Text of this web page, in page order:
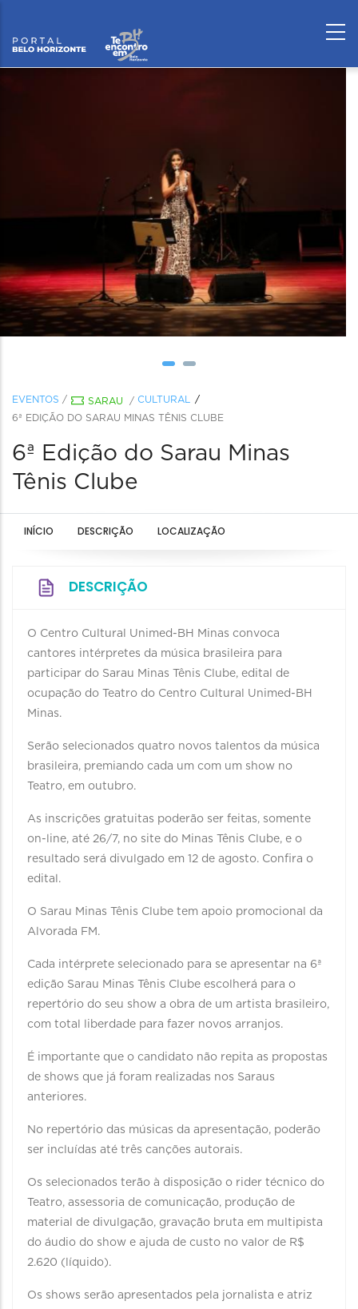
EVENTOS / SARAU / CULTURAL
6ª EDIÇÃO DO SARAU MINAS TÊNIS CLUBE
6ª Edição do Sarau Minas
Tênis Clube
INÍCIO DESCRIÇÃO LOCALIZAÇÃO
DESCRIÇÃO
O Centro Cultural Unimed-BH Minas convoca
cantores intérpretes da música brasileira para
participar do Sarau Minas Tênis Clube, edital de
ocupação do Teatro do Centro Cultural Unimed-BH
Minas.
Serão selecionados quatro novos talentos da música
brasileira, premiando cada um com um show no
Teatro, em outubro.
As inscrições gratuitas poderão ser feitas, somente
on-line, até 26/7, no site do Minas Tênis Clube, e o
resultado será divulgado em 12 de agosto. Confira o
edital.
O Sarau Minas Tênis Clube tem apoio promocional da
Alvorada FM.
Cada intérprete selecionado para se apresentar na 6ª
edição Sarau Minas Tênis Clube escolherá para o
repertório do seu show a obra de um artista brasileiro,
com total liberdade para fazer novos arranjos.
É importante que o candidato não repita as propostas
de shows que já foram realizadas nos Saraus
anteriores.
No repertório das músicas da apresentação, poderão
ser incluídas até três canções autorais.
Os selecionados terão à disposição o rider técnico do
Teatro, assessoria de comunicação, produção de
material de divulgação, gravação bruta em multipista
do áudio do show e ajuda de custo no valor de R$
2.620 (líquido).
Os shows serão apresentados pela jornalista e atriz